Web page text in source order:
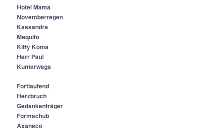
Hotel Mama
Novemberregen
Kassandra
Mequito
Kitty Koma
Herr Paul
Kunterwegs
Fortlaufend
Herzbruch
Gedankenträger
Formschub
Axaneco